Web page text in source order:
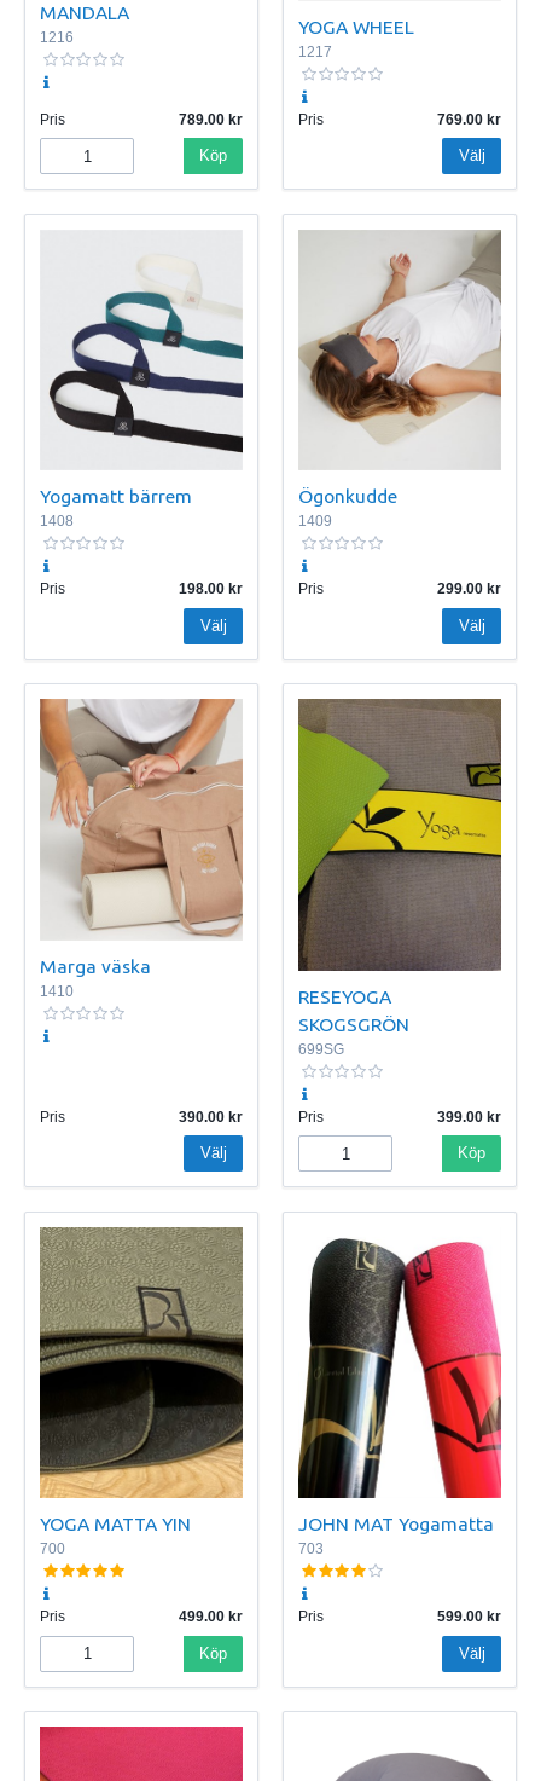
MANDALA
1216
Pris 789.00
Köp
YOGA WHEEL
1217
Pris 769.00
Välj
Yogamatt bärrem
1408
Pris 198.00
Välj
Ögonkudde
1409
Pris 299.00
Välj
Marga väska
1410
Pris 390.00
Välj
RESEYOGA
SKOGSGRÖN
699SG
Pris 399.00
Köp
YOGA MATTA YIN
700
Pris 499.00
Köp
JOHN MAT Yogamatta
703
Pris 599.00
Välj